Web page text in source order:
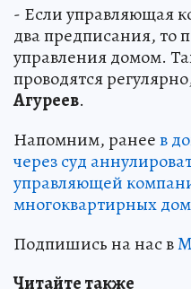
- Если управляющая
два предписания, то
управления домом.
проводятся
Агуреев.
Напомним, ранеев
через суд
управляющей
многоквартирных
Подпишись на нас в
Читайте также